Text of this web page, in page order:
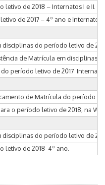
letivo de 2018 – Internatos I e II.
de 2017 – 4º ano e Internatos I
do período letivo de
de Matrícula em disciplinas
período letivo de 2017 ­ Internato
de Matrícula do período
o período letivo de 2018, na
do período letivo de
letivo de 2018 ­ 4º ano.